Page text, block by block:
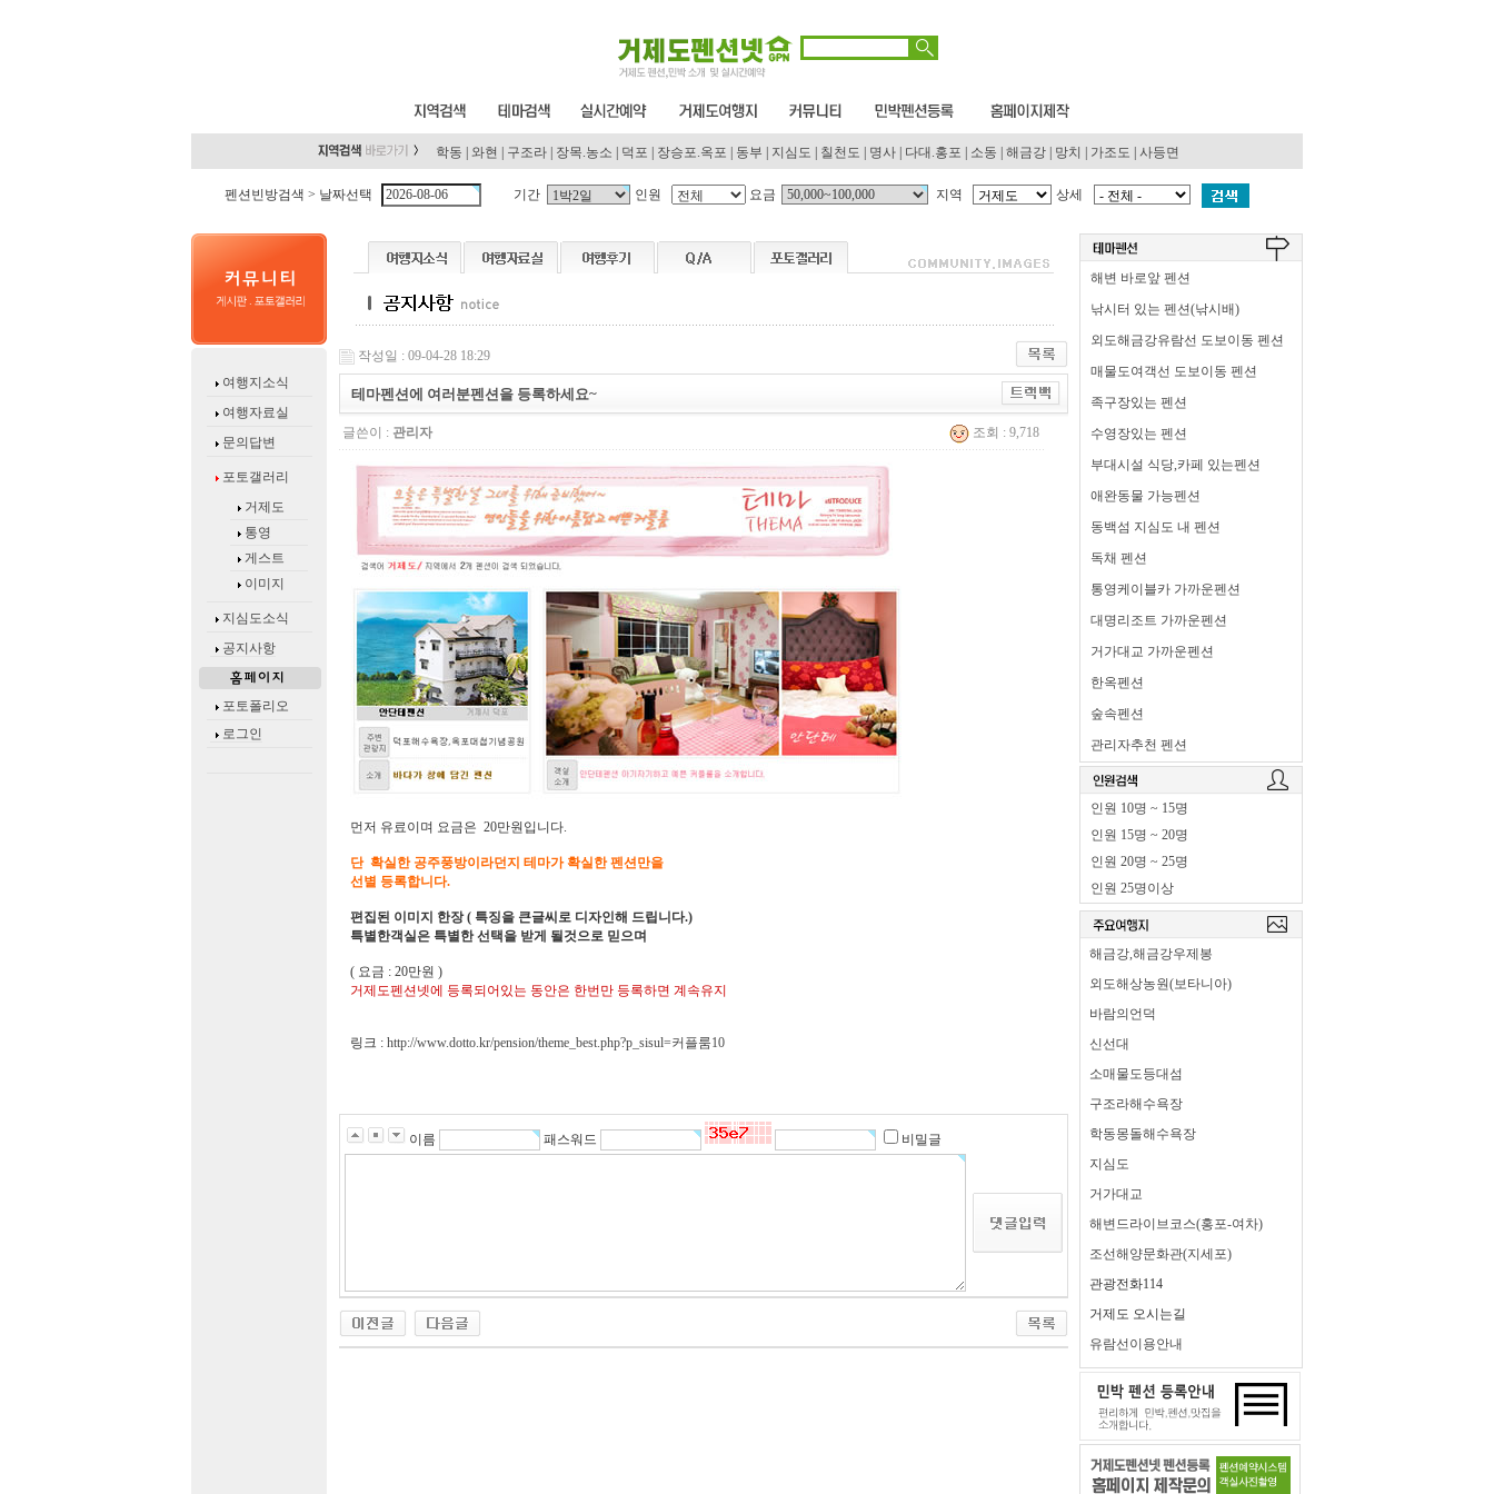
학동 와현 구조라 장목.농소 덕포 장승포.옥포 동부 지심도 칠천도 명사 다대.홍포 소동 해금강 망치 가조도 사등면
펜션빈방검색 > 날짜선택 기간 인원 요금 지역 상세
여행지소식
여행자료실
문의답변
포토갤러리
거제도
통영
게스트
이미지
지심도소식
공지사항
포토폴리오
로그인
작성일 : 09-04-28 18:29
테마펜션에 여러분펜션을 등록하세요~
글쓴이 : 관리자 조회 : 9,718
먼저 유료이며 요금은 20만원입니다.
단 확실한 공주풍방이라던지 테마가 확실한 펜션만을
선별 등록합니다.
편집된 이미지 한장 ( 특징을 큰글씨로 디자인해 드립니다.)
특별한객실은 특별한 선택을 받게 될것으로 믿으며
( 요금 : 20만원 )
거제도펜션넷에 등록되어있는 동안은 한번만 등록하면 계속유지
링크 : http://www.dotto.kr/pension/theme_best.php?p_sisul=커플룸10
이름 패스워드 비밀글
해변 바로앞 펜션
낚시터 있는 펜션(낚시배)
외도해금강유람선 도보이동 펜션
매물도여객선 도보이동 펜션
족구장있는 펜션
수영장있는 펜션
부대시설 식당,카페 있는펜션
애완동물 가능펜션
동백섬 지심도 내 펜션
독채 펜션
통영케이블카 가까운펜션
대명리조트 가까운펜션
거가대교 가까운펜션
한옥펜션
숲속펜션
관리자추천 펜션
인원 10명 ~ 15명
인원 15명 ~ 20명
인원 20명 ~ 25명
인원 25명이상
해금강,해금강우제봉
외도해상농원(보타니아)
바람의언덕
신선대
소매물도등대섬
구조라해수욕장
학동몽돌해수욕장
지심도
거가대교
해변드라이브코스(홍포-여차)
조선해양문화관(지세포)
관광전화114
거제도 오시는길
유람선이용안내